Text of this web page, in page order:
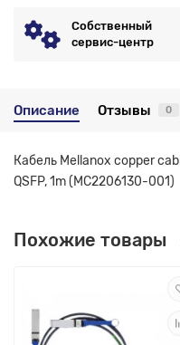
Собственный
сервис-центр
Описание Отзывы 0
Кабель Mellanox copper
QSFP, 1m (MC2206130-001)
Похожие товары